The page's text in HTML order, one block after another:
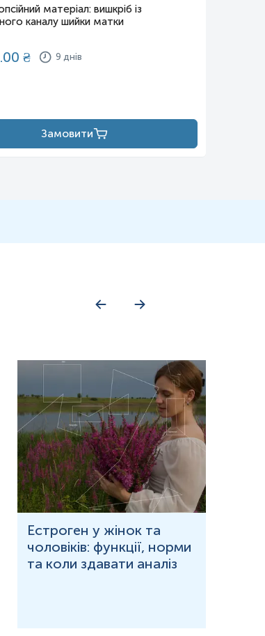
матеріал: вишкріб із
каналу шийки матки
₴ 9 днів
Замовити
Естроген у жінок та
чоловіків: функції, норми
та коли здавати аналіз